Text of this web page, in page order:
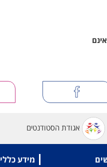
אגודת הסטודנטים
מידע כללי